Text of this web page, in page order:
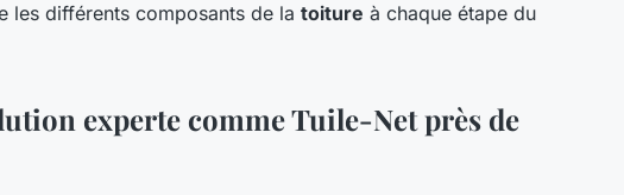
les différents composants de la toiture à chaque étape du
experte comme Tuile-Net près de